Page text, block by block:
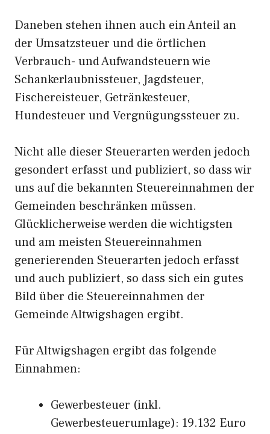
Daneben stehen ihnen auch ein Anteil an
der Umsatzsteuer und die örtlichen
Verbrauch- und Aufwandsteuern wie
Schankerlaubnissteuer, Jagdsteuer,
Fischereisteuer, Getränkesteuer,
Hundesteuer und Vergnügungssteuer zu.
Nicht alle dieser Steuerarten werden jedoch
gesondert erfasst und publiziert, so dass wir
uns auf die bekannten Steuereinnahmen der
Gemeinden beschränken müssen.
Glücklicherweise werden die wichtigsten
und am meisten Steuereinnahmen
generierenden Steuerarten jedoch erfasst
und auch publiziert, so dass sich ein gutes
Bild über die Steuereinnahmen der
Gemeinde Altwigshagen ergibt.
Für Altwigshagen ergibt das folgende
Einnahmen:
Gewerbesteuer (inkl.
Gewerbesteuerumlage): 19.132 Euro